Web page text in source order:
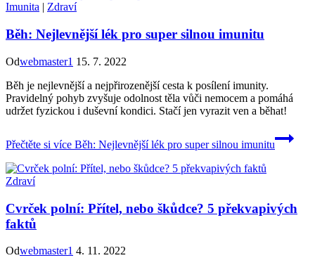
Imunita | Zdraví
Běh: Nejlevnější lék pro super silnou imunitu
Odwebmaster1 15. 7. 2022
Běh je nejlevnější a nejpřirozenější cesta k posílení imunity.
Pravidelný pohyb zvyšuje odolnost těla vůči nemocem a pomáhá
udržet fyzickou i duševní kondici. Stačí jen vyrazit ven a běhat!
Přečtěte si více Běh: Nejlevnější lék pro super silnou imunitu
Zdraví
Cvrček polní: Přítel, nebo škůdce? 5 překvapivých
faktů
Odwebmaster1 4. 11. 2022